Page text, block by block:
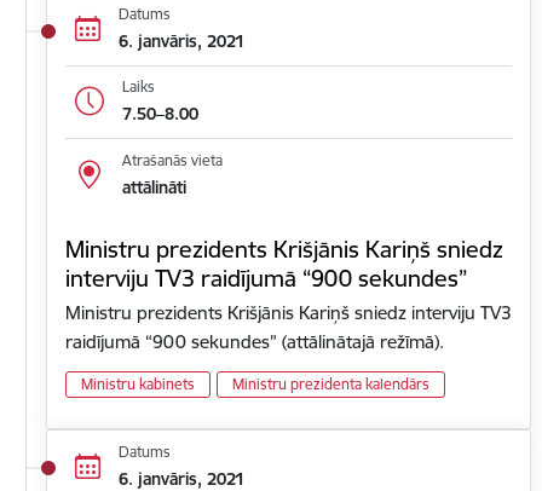
Datums
6. janvāris, 2021
Laiks
7.50–8.00
Atrašanās vieta
attālināti
Ministru prezidents Krišjānis Kariņš sniedz
interviju TV3 raidījumā “900 sekundes”
Ministru prezidents Krišjānis Kariņš sniedz interviju TV3
raidījumā “900 sekundes” (attālinātajā režīmā).
Ministru kabinets Ministru prezidenta kalendārs
Datums
6. janvāris, 2021